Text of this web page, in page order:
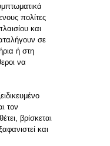
πολίτες
και
σε
ή στη
να
τον
βρίσκεται
και